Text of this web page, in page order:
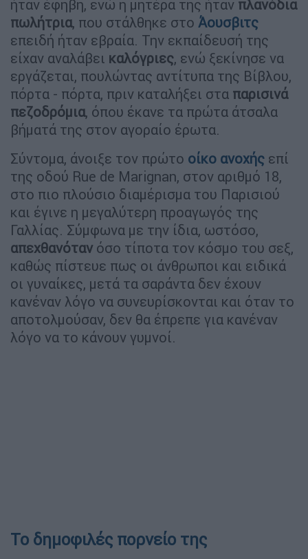
ήταν έφηβη, ενώ η μητέρα της ήταν πλανόδια
πωλήτρια, που στάλθηκε στο Άουσβιτς
επειδή ήταν εβραία. Την εκπαίδευσή της
είχαν αναλάβει καλόγριες, ενώ ξεκίνησε να
εργάζεται, πουλώντας αντίτυπα της Βίβλου,
πόρτα - πόρτα, πριν καταλήξει στα παρισινά
πεζοδρόμια, όπου έκανε τα πρώτα άτσαλα
βήματά της στον αγοραίο έρωτα.
Σύντομα, άνοιξε τον πρώτο οίκο ανοχής επί
της οδού Rue de Marignan, στον αριθμό 18,
στο πιο πλούσιο διαμέρισμα του Παρισιού
και έγινε η μεγαλύτερη προαγωγός της
Γαλλίας. Σύμφωνα με την ίδια, ωστόσο,
απεχθανόταν όσο τίποτα τον κόσμο του σεξ,
καθώς πίστευε πως οι άνθρωποι και ειδικά
οι γυναίκες, μετά τα σαράντα δεν έχουν
κανέναν λόγο να συνευρίσκονται και όταν το
αποτολμούσαν, δεν θα έπρεπε για κανέναν
λόγο να το κάνουν γυμνοί.
Το δημοφιλές πορνείο της